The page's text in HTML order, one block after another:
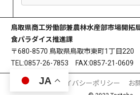
鳥取県商工労働部兼農林水産部市場開拓
食パラダイス推進課
〒680-8570 鳥取県鳥取市東町1丁目220
TEL:0857-26-7853 FAX:0857-21-0609
プライバシーポリシー お
JA